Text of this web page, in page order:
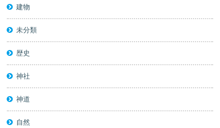
建物
未分類
歴史
神社
神道
自然